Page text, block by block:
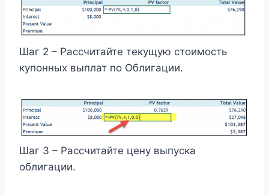
Шаг 2 – Рассчитайте текущую стоимость
купонных выплат по Облигации.
Шаг 3 – Рассчитайте цену выпуска
облигации.